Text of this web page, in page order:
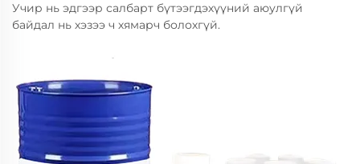
Учир нь эдгээр салбарт бүтээгдэхүүний аюулгүй
байдал нь хэзээ ч хямарч болохгүй.